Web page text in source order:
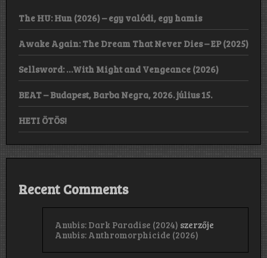
The HU: Hun (2026) – egy valódi, egy hamis
Awake Again: The Dream That Never Dies – EP (2025)
Sellsword: …With Might and Vengeance (2026)
BEAT – Budapest, Barba Negra, 2026. július 15.
HETI ÖTÖS!
Recent Comments
Anubis: Dark Paradise (2024) szerzője
Anubis: Anthromorphicide (2026)